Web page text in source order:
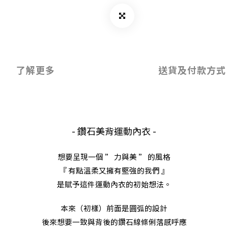
了解更多 送貨及付款方式
- 鑽石美背運動內衣 -
想要呈現一個 ” 力與美 ” 的風格
『 有點溫柔又擁有堅強的我們 』
是賦予這件運動內衣的初始想法。
本來（初樣）前面是圓弧的設計
後來想要一致與背後的鑽石線條俐落感呼應